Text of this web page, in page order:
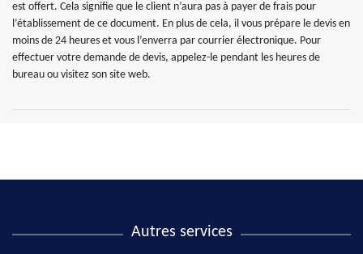
est offert. Cela signifie que le client n’aura pas à payer de frais pour
l’établissement de ce document. En plus de cela, il vous prépare le devis en
moins de 24 heures et vous l’enverra par courrier électronique. Pour
effectuer votre demande de devis, appelez-le pendant les heures de
bureau ou visitez son site web.
Autres services